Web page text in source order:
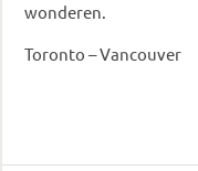
wonderen.
Toronto – Vancouver